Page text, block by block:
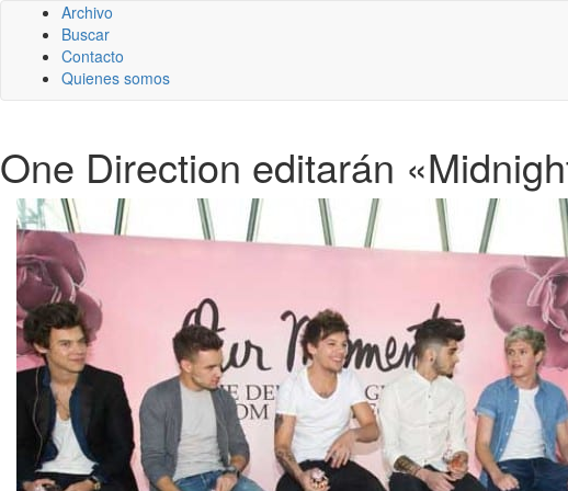
Archivo
Buscar
Contacto
Quienes somos
One Direction editarán